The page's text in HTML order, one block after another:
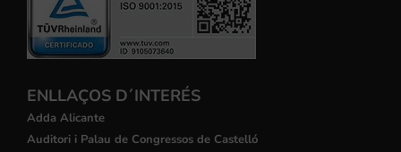
ENLLAÇOS D´INTERÉS
Adda Alicante
Auditori i Palau de Congressos de Castelló